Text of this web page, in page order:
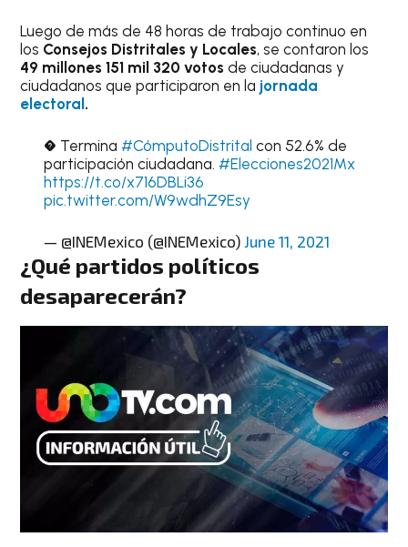
Luego de más de 48 horas de trabajo continuo en
los Consejos Distritales y Locales, se contaron los
49 millones 151 mil 320 votosde ciudadanas y
ciudadanos que participaron en la jornada
electoral .
� Termina #CómputoDistrital con 52.6% de
participación ciudadana. #Elecciones2021Mx
https://t.co/x716DBLi36
pic.twitter.com/W9wdhZ9Esy
— @INEMexico (@INEMexico) June 11, 2021
¿Qué partidos políticos
desaparecerán?